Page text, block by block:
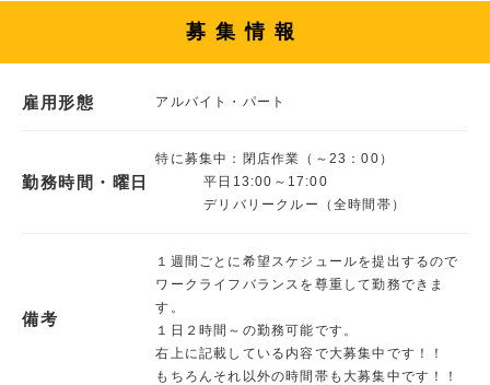
募集情報
雇用形態 アルバイト・パート
勤務時間・曜日
特に募集中：閉店作業（～23：00）
平日13:00～17:00
デリバリークルー（全時間帯）
備考
１週間ごとに希望スケジュールを提出するので
ワークライフバランスを尊重して勤務できま
す。
１日２時間～の勤務可能です。
右上に記載している内容で大募集中です！！
もちろんそれ以外の時間帯も大募集中です！！